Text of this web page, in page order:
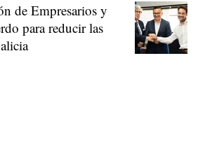
de Empresarios y
para reducir las